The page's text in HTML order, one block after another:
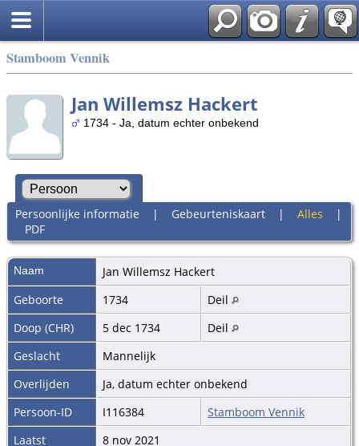
Stamboom Vennik
Jan Willemsz Hackert
1734 - Ja, datum echter onbekend
Persoonlijke informatie | Gebeurteniskaart| Alles |
PDF
Naam Jan Willemsz Hackert
Geboorte
1734
Deil
Doop (CHR)
5 dec 1734
Deil
Geslacht
Mannelijk
Overlijden
Ja, datum echter onbekend
Persoon-ID
I116384
Stamboom Vennik
Laatst
8 nov 2021